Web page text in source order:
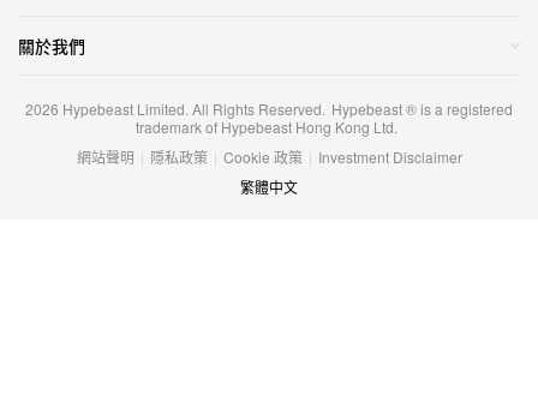
關於我們
2026 Hypebeast Limited. All Rights Reserved. Hypebeast ® is a registered
trademark of Hypebeast Hong Kong Ltd.
網站聲明 | 隱私政策 | Cookie 政策 | Investment Disclaimer
繁體中文